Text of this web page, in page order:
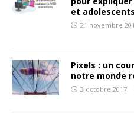
et adolescents
21 novembre
Pixels : un
notre monde
3 octobre 2017